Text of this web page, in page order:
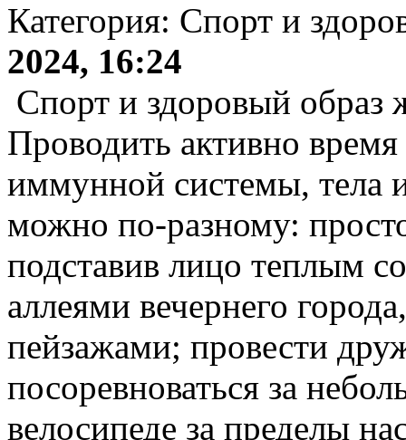
Категория: Спорт и
2024, 16:24
Спорт и здоровый образ
Проводить активно
иммунной системы, тела
можно по-разному:
подставив лицо теплым
аллеями вечернего
пейзажами; провести
посоревноваться за
велосипеде за пределы